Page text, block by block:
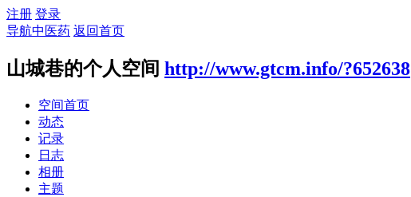
注册 登录
导航中医药 返回首页
山城巷的个人空间 http://www.gtcm.info/?652638
空间首页
动态
记录
日志
相册
主题